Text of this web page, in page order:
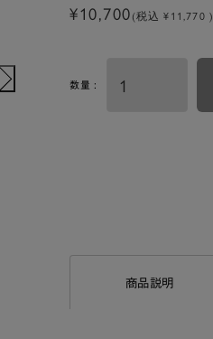
¥10,700(税込 ¥11,770 )
数量 :
商品説明